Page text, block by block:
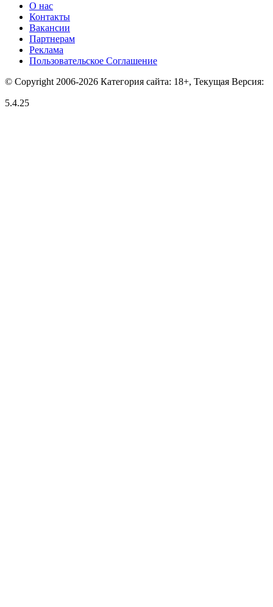
О нас
Контакты
Вакансии
Партнерам
Реклама
Пользовательское Соглашение
© Copyright 2006-2026 Категория сайта: 18+, Текущая Версия:
5.4.25